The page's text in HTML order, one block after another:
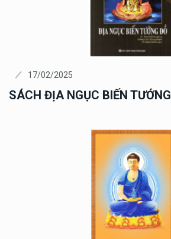
17/02/2025
SÁCH ĐỊA NGỤC BIẾN